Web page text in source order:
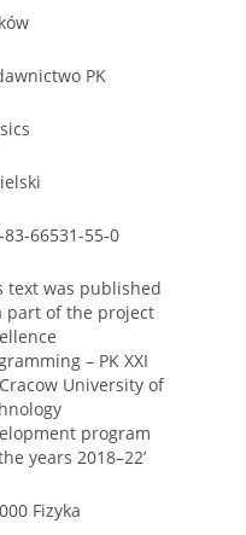
PK
83-66531-55-0
text was published
part of the project
– PK XXI
University of
program
years 2018–22’
Fizyka